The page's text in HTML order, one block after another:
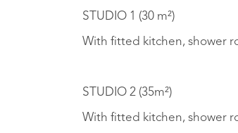
STUDIO 1 (30 m²)
With fitted kitchen, shower
STUDIO 2 (35m²)
With fitted kitchen, shower